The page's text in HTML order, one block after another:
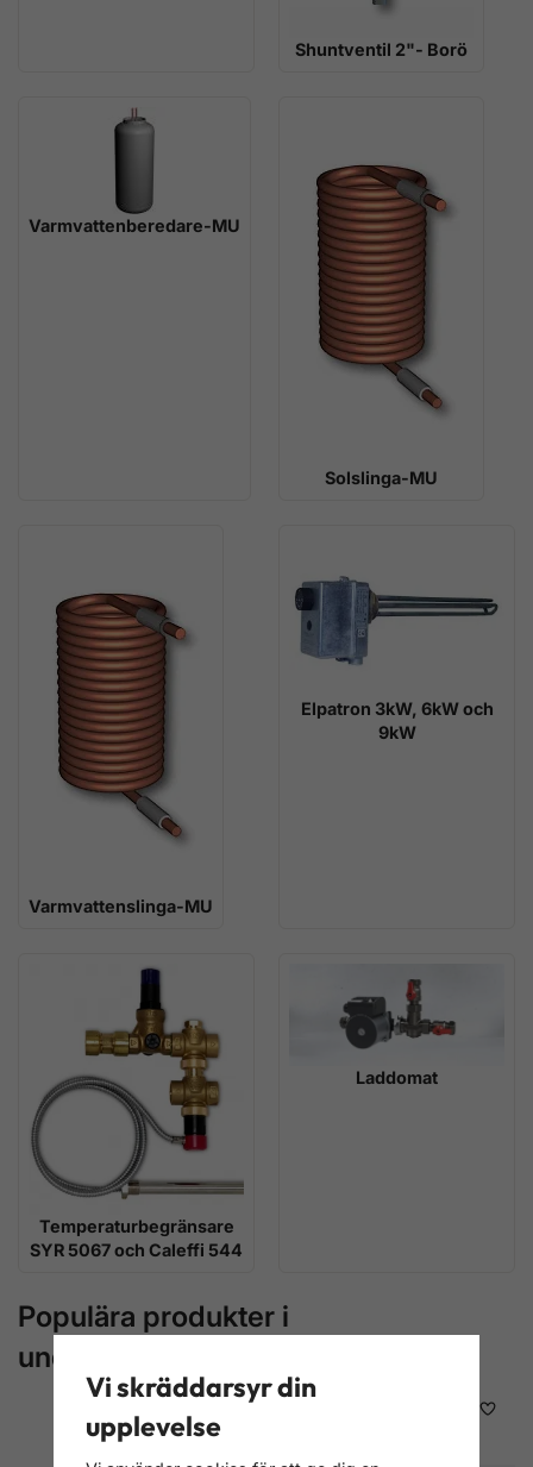
Shuntventil 2"- Borö
Varmvattenberedare-MU
Solslinga-MU
Varmvattenslinga-MU
Elpatron 3kW, 6kW och
9kW
Temperaturbegränsare
SYR 5067 och Caleffi 544
Laddomat
Populära produkter i
underkategorierna
Vi skräddarsyr din
upplevelse